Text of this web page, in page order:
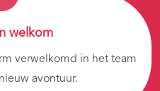
welkom
verwelkomd in het team
avontuur.